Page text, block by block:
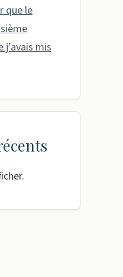
que le
j’avais mis